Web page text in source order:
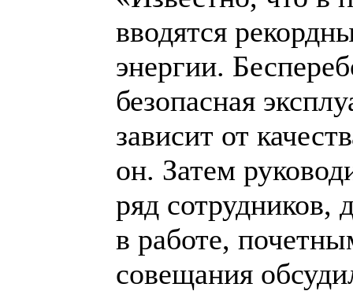
вводятся
энергии.
безопасная
зависит от
он. Затем
ряд сотрудников,
в работе,
совещания